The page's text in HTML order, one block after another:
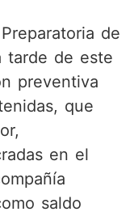
de
tarde de este
preventiva
que
en el
saldo